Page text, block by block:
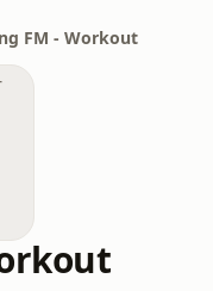
FM - Workout